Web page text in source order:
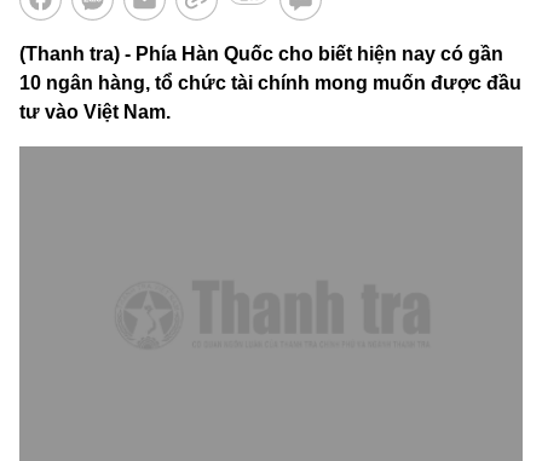
(Thanh tra) - Phía Hàn Quốc cho biết hiện nay có gần
10 ngân hàng, tổ chức tài chính mong muốn được đầu
tư vào Việt Nam.